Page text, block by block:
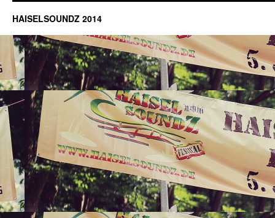
HAISELSOUNDZ 2014